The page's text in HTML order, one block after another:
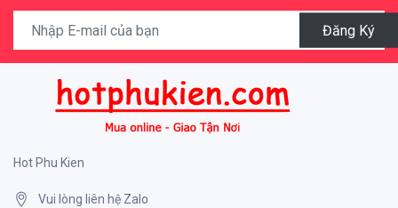
Đăng Ký
Hot Phu Kien
Vui lòng liên hệ Zalo